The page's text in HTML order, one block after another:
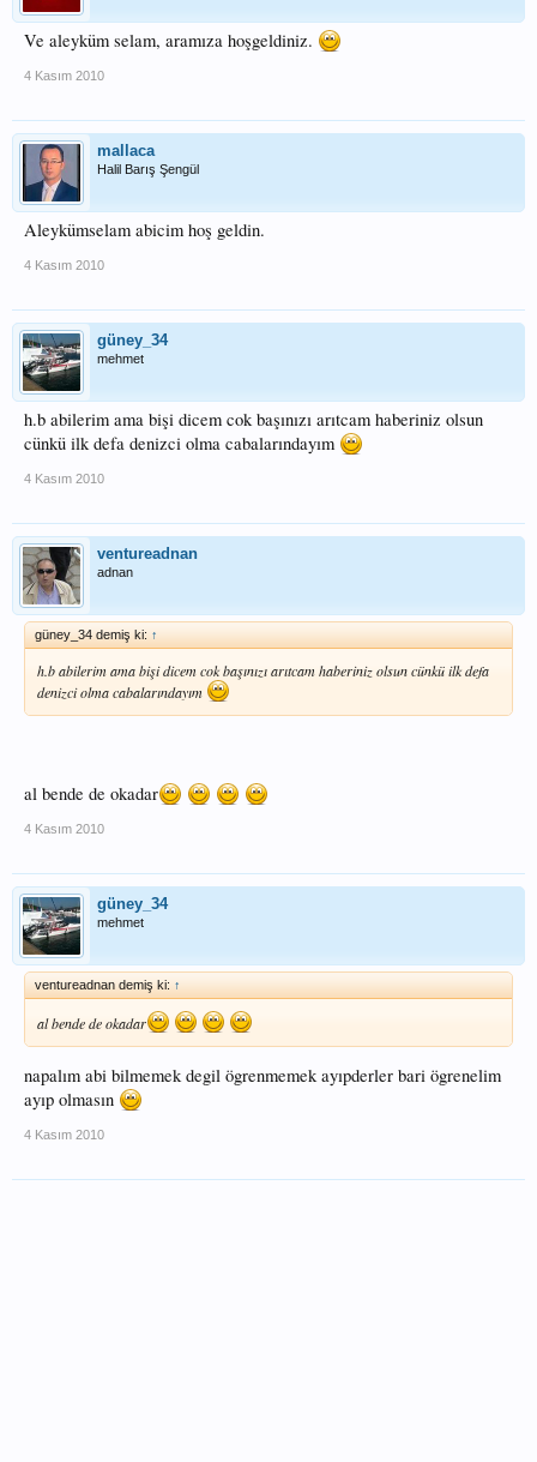
Ve aleyküm selam, aramıza hoşgeldiniz.
4 Kasım 2010
mallaca
Halil Barış Şengül
Aleykümselam abicim hoş geldin.
4 Kasım 2010
güney_34
mehmet
h.b abilerim ama bişi dicem cok başınızı arıtcam haberiniz olsun
cünkü ilk defa denizci olma cabalarındayım
4 Kasım 2010
ventureadnan
adnan
güney_34 demiş ki: ↑
h.b abilerim ama bişi dicem cok başınızı arıtcam haberiniz olsun cünkü ilk defa
denizci olma cabalarındayım
al bende de okadar
4 Kasım 2010
güney_34
mehmet
ventureadnan demiş ki: ↑
al bende de okadar
napalım abi bilmemek degil ögrenmemek ayıpderler bari ögrenelim
ayıp olmasın
4 Kasım 2010